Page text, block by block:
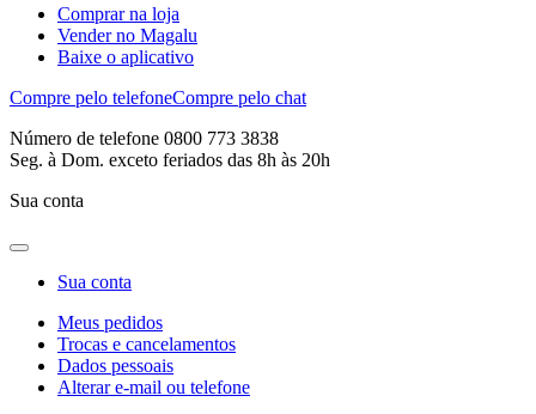
Comprar na loja
Vender no Magalu
Baixe o aplicativo
Compre pelo telefoneCompre pelo chat
Número de telefone 0800 773 3838
Seg. à Dom. exceto feriados das 8h às 20h
Sua conta
Sua conta
Meus pedidos
Trocas e cancelamentos
Dados pessoais
Alterar e-mail ou telefone